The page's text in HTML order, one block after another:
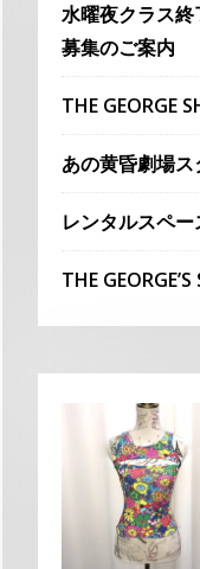
水曜夜クラス
募集のご案内
THE GEORGE
あの黄昏劇場
レンタルスペー
THE